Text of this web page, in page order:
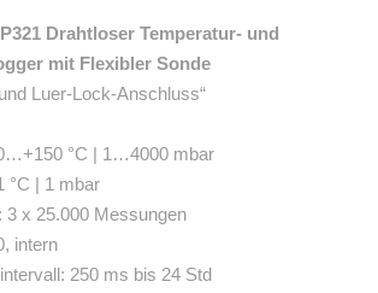
Drahtloser Temperatur- und
mit Flexibler Sonde
Luer-Lock-Anschluss“
°C | 1…4000 mbar
°C | 1 mbar
3 x 25.000 Messungen
intern
250 ms bis 24 Std